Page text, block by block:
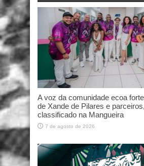
A voz da comunidade ecoa
de Xande de Pilares e
classificado na Mangueira
7 de agosto de 2026